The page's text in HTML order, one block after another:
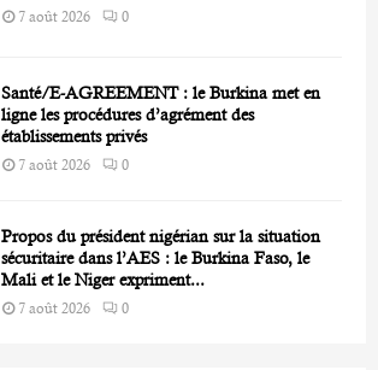
7 août 2026 0
Santé/E-AGREEMENT : le Burkina met en
ligne les procédures d’agrément des
établissements privés
7 août 2026 0
Propos du président nigérian sur la situation
sécuritaire dans l’AES : le Burkina Faso, le
Mali et le Niger expriment...
7 août 2026 0